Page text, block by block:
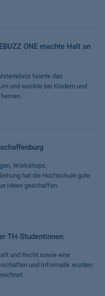
ONE machte Halt an
feierte das
und weckte bei Kindern und
Workshops,
hat die Hochschule gute
Ideen geschaffen.
TH-Studentinnen
und Recht sowie eine
und Informatik wurden